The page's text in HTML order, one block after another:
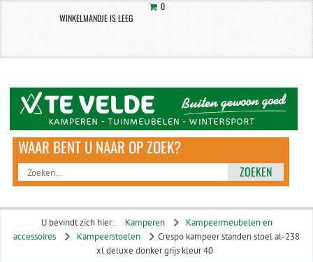
0
WINKELMANDJE IS LEEG
ZOEKEN
U bevindt zich hier: Kamperen
Kampeermeubelen en
accessoires
Kampeerstoelen
Crespo kampeer standen stoel al-238
xl deluxe donker grijs kleur 40